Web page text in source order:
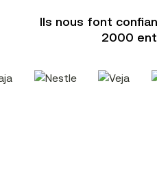
Ils nous font
2000